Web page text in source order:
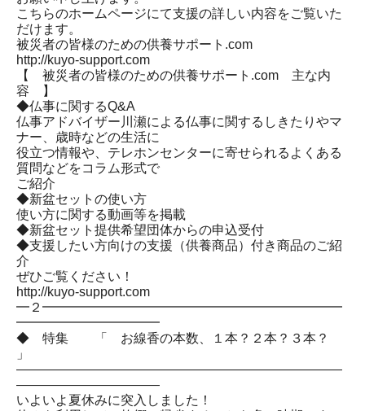
こちらのホームページにて支援の詳しい内容をご覧いた
だけます。
被災者の皆様のための供養サポート.com
http://kuyo-support.com
【 被災者の皆様のための供養サポート.com 主な内
容 】
◆仏事に関するQ&A
仏事アドバイザー川瀬による仏事に関するしきたりやマ
ナー、歳時などの生活に
役立つ情報や、テレホンセンターに寄せられるよくある
質問などをコラム形式で
ご紹介
◆新盆セットの使い方
使い方に関する動画等を掲載
◆新盆セット提供希望団体からの申込受付
◆支援したい方向けの支援（供養商品）付き商品のご紹
介
ぜひご覧ください！
http://kuyo-support.com
━２━━━━━━━━━━━━━━━━━━━━━━━
━━━━━━━━━━━
◆ 特集 「 お線香の本数、１本？２本？３本？
」
―――――――――――――――――――――――――
―――――――――――
いよいよ夏休みに突入しました！